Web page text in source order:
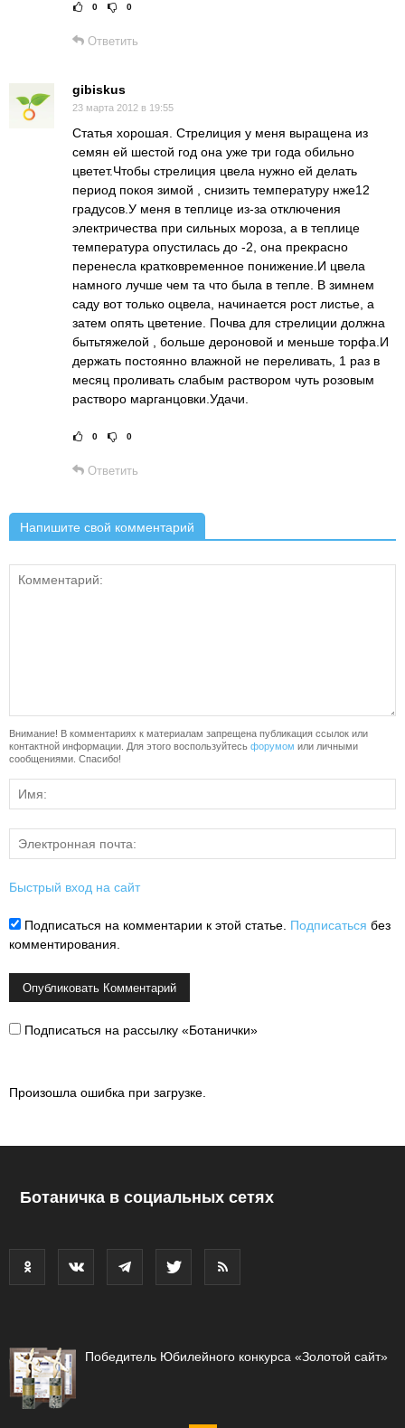
Рейтинг статьи:
0 0
Ответить
gibiskus
23 марта 2012 в 19:55
Статья хорошая. Стрелиция у меня выращена из
семян ей шестой год она уже три года обильно
цветет.Чтобы стрелиция цвела нужно ей делать
период покоя зимой , снизить температуру нже12
градусов.У меня в теплице из-за отключения
электричества при сильных мороза, а в теплице
температура опустилась до -2, она прекрасно
перенесла кратковременное понижение.И цвела
намного лучше чем та что была в тепле. В зимнем
саду вот только оцвела, начинается рост листье, а
затем опять цветение. Почва для стрелиции должна
бытьтяжелой , больше дероновой и меньше торфа.И
держать постоянно влажной не переливать, 1 раз в
месяц проливать слабым раствором чуть розовым
растворо марганцовки.Удачи.
Рейтинг статьи:
0 0
Ответить
Напишите свой комментарий
Внимание! В комментариях к материалам запрещена публикация ссылок или
контактной информации. Для этого воспользуйтесь форумом или личными
сообщениями. Спасибо!
Быстрый вход на сайт
Подписаться на комментарии к этой статье. Подписаться без
комментирования.
Подписаться на рассылку «Ботанички»
Произошла ошибка при загрузке.
Ботаничка в социальных сетях
Победитель Юбилейного конкурса «Золотой сайт»